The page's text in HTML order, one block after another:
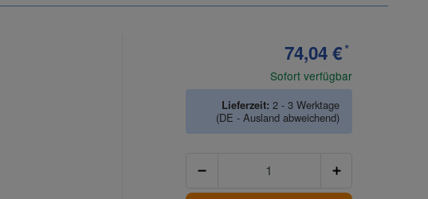
74,04 €*
Sofort verfügbar
Lieferzeit: 2 - 3 Werktage
(DE - Ausland abweichend)